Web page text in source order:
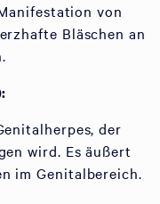
von
Bläschen an
der
wird. Es äußert
im Genitalbereich.